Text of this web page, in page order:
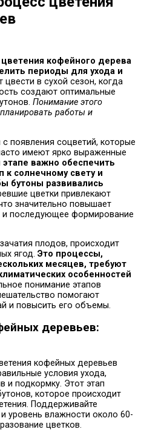
кофейного дерева
периоды для ухода и
в сухой сезон, когда
создают оптимальные
Понимание этого
работы и
появления соцветий, которые
имеют ярко выраженные
этапе важно обеспечить
к солнечному свету и
бутоны развивались
цветки привлекают
значительно повышает
последующее формирование
плодов, происходит
ягод. Это процессы,
месяцев, требуют
особенностей
понимание этапов
помогают
и повысить его объемы.
деревьев:
кофейных деревьев
условия ухода,
и подкормку. Этот этап
которое происходит
Поддерживайте
уровень влажности около 60-
цветков.